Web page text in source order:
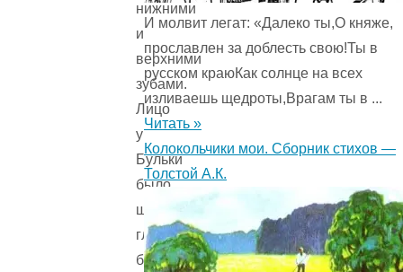
нижними
и
верхними
зубами.
Лицо
у
Бульки
было
широкое;
глаза
большие,
И молвит легат: «Далеко ты,О княже,
прославлен за доблесть свою!Ты в
русском краюКак солнце на всех
изливаешь щедроты,Врагам ты в ...
Читать »
Колокольчики мои. Сборник стихов —
Толстой А.К.